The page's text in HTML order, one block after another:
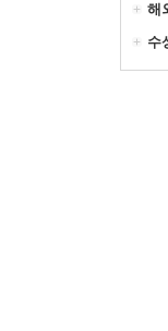
해
수